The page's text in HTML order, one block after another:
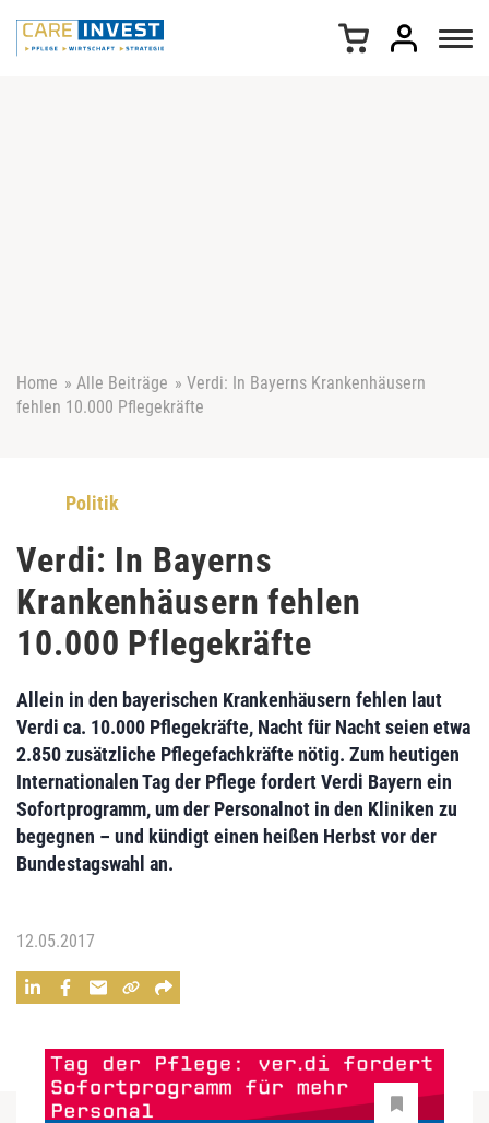
Home » Alle Beiträge » Verdi: In Bayerns Krankenhäusern
fehlen 10.000 Pflegekräfte
Politik
Verdi: In Bayerns
Krankenhäusern fehlen
10.000 Pflegekräfte
Allein in den bayerischen Krankenhäusern fehlen laut
Verdi ca. 10.000 Pflegekräfte, Nacht für Nacht seien etwa
2.850 zusätzliche Pflegefachkräfte nötig. Zum heutigen
Internationalen Tag der Pflege fordertVerdi Bayern ein
Sofortprogramm, um der Personalnot in den Kliniken zu
begegnen – und kündigt einen heißen Herbst vor der
Bundestagswahl an.
12.05.2017